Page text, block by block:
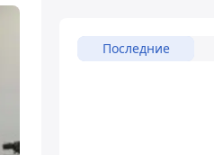
Последние